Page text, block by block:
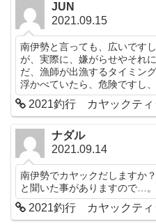
JUN
2021.09.15
南伊勢と言っても、広いです
が、実際に、嫌がらせやそれ
だ、漁師が出漁するタイミン
浮かべていたら、危険ですし
2021釣行 カヤックティ
ナダル
2021.09.14
南伊勢でカヤックだしますか
と聞いた事がありますので…。
2021釣行 カヤックティ